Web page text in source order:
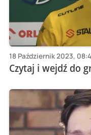
18 Październik 2023,
Czytaj i wejdź do